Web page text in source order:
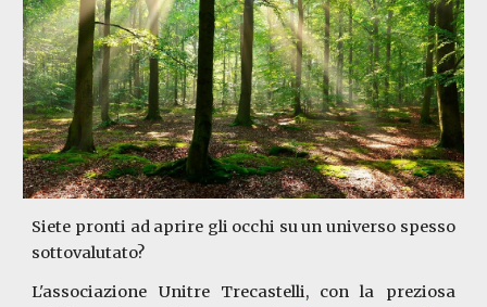
Siete pronti ad aprire gli occhi su un universo spesso
sottovalutato?
L'associazione Unitre Trecastelli, con la preziosa